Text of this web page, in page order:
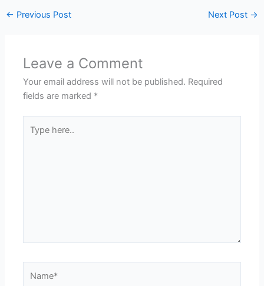
← Previous Post Next Post →
Leave a Comment
Your email address will not be published. Required
fields are marked *
here..